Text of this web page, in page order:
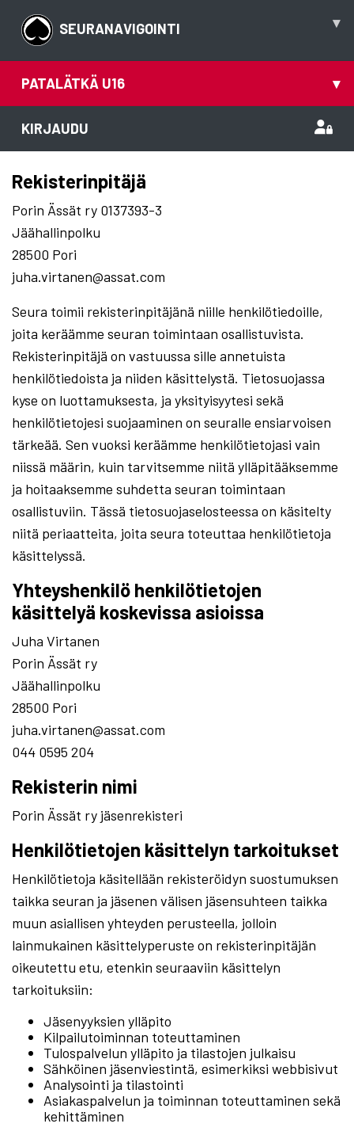
SEURANAVIGOINTI ▾
PATALÄTKÄ U16 ▾
KIRJAUDU
Rekisterinpitäjä
Porin Ässät ry 0137393-3
Jäähallinpolku
28500 Pori
juha.virtanen@assat.com
Seura toimii rekisterinpitäjänä niille henkilötiedoille,
joita keräämme seuran toimintaan osallistuvista.
Rekisterinpitäjä on vastuussa sille annetuista
henkilötiedoista ja niiden käsittelystä. Tietosuojassa
kyse on luottamuksesta, ja yksityisyytesi sekä
henkilötietojesi suojaaminen on seuralle ensiarvoisen
tärkeää. Sen vuoksi keräämme henkilötietojasi vain
niissä määrin, kuin tarvitsemme niitä ylläpitääksemme
ja hoitaaksemme suhdetta seuran toimintaan
osallistuviin. Tässä tietosuojaselosteessa on käsitelty
niitä periaatteita, joita seura toteuttaa henkilötietoja
käsittelyssä.
Yhteyshenkilö henkilötietojen
käsittelyä koskevissa asioissa
Juha Virtanen
Porin Ässät ry
Jäähallinpolku
28500 Pori
juha.virtanen@assat.com
044 0595 204
Rekisterin nimi
Porin Ässät ry jäsenrekisteri
Henkilötietojen käsittelyn tarkoitukset
Henkilötietoja käsitellään rekisteröidyn suostumuksen
taikka seuran ja jäsenen välisen jäsensuhteen taikka
muun asiallisen yhteyden perusteella, jolloin
lainmukainen käsittelyperuste on rekisterinpitäjän
oikeutettu etu, etenkin seuraaviin käsittelyn
tarkoituksiin:
Jäsenyyksien ylläpito
Kilpailutoiminnan toteuttaminen
Tulospalvelun ylläpito ja tilastojen julkaisu
Sähköinen jäsenviestintä, esimerkiksi webbisivut
Analysointi ja tilastointi
Asiakaspalvelun ja toiminnan toteuttaminen sekä
kehittäminen